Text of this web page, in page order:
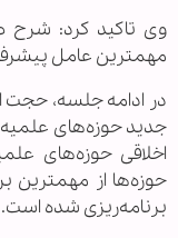
وی تاکید کرد:
مهمترین عامل
در ادامه جلسه، حجت
جدید حوزه‌های علمیه
اخلاقی حوزه‌های
حوزه‌ها از مهمترین
برنامه‌ریزی شده است.